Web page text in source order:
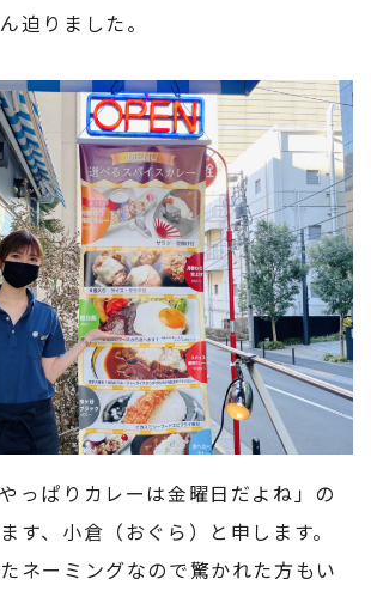
迫りました。
っぱりカレーは金曜日だよね」の
す、小倉（おぐら）と申します。
ネーミングなので驚かれた方もい